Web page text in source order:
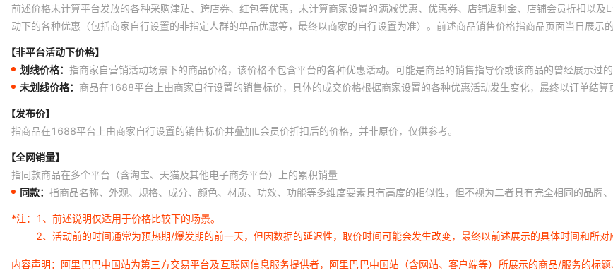
前述价格未计算平台发放的各种采购津贴、跨店券、红包等优惠，未计算商家设置的满减优惠、优惠券、店铺返利金、店铺会员折扣以
动下的各种优惠（包括商家自行设置的非指定人群的单品优惠等，最终以商家的自行设置为准）。前述商品销售价格指商品页面当日展示
【非平台活动下价格】
划线价格： 指商家自营销活动场景下的商品价格，该价格不包含平台的各种优惠活动。可能是商品的销售指导价或该商品的曾经展示过
未划线价格： 商品在1688平台上由商家自行设置的销售标价，具体的成交价格根据商家设置的各种优惠活动发生变化，最终以订单结算
【发布价】
指商品在1688平台上由商家自行设置的销售标价并叠加L会员价折扣后的价格，并非原价，仅供参考。
【全网销量】
指同款商品在多个平台（含淘宝、天猫及其他电子商务平台）上的累积销量
同款： 指商品名称、外观、规格、成分、颜色、材质、功效、功能等多维度要素具有高度的相似性，但不视为二者具有完全相同的品牌、
*注：
1、前述说明仅适用于价格比较下的场景。
2、活动前的时间通常为预热期/爆发期的前一天，但因数据的延迟性，取价时间可能会发生改变，最终以前述展示的具体时间和所对
内容声明：阿里巴巴中国站为第三方交易平台及互联网信息服务提供者，阿里巴巴中国站（含网站、客户端等）所展示的商品/服务的标